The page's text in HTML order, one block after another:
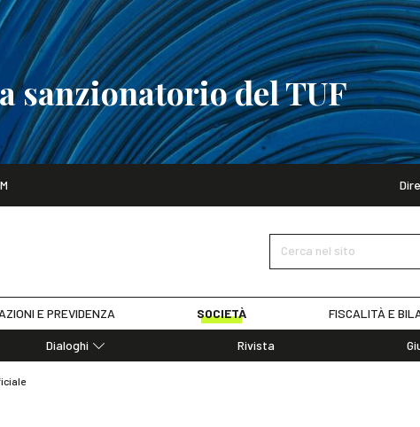
sanzionatorio del TUF
Cerca nel sito
E PREVIDENZA SOCIETÀ FISCALITÀ E
Dialoghi
Rivista